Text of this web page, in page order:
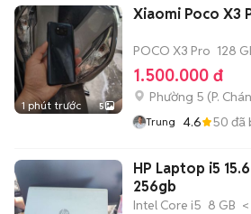
1 phút trước 5
Xiaomi Poco X3
POCO X3 Pro 128
1.500.000 đ
Phường 5 (P.
Trung 4.6 50 đã
HP Laptop i5
256gb
Intel Core i5 8 GB